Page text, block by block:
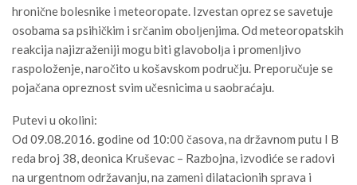
hronične bolesnike i meteoropate. Izvestan oprez se savetuje
osobama sa psihičkim i srčanim obolјenjima. Od meteoropatskih
reakcija najizraženiji mogu biti glavobolјa i promenlјivo
raspoloženje, naročito u košavskom području. Preporučuje se
pojačana opreznost svim učesnicima u saobraćaju.
Putevi u okolini:
Od 09.08.2016. godine od 10:00 časova, na državnom putu I B
reda broj 38, deonica Kruševac – Razbojna, izvodiće se radovi
na urgentnom održavanju, na zameni dilatacionih sprava i